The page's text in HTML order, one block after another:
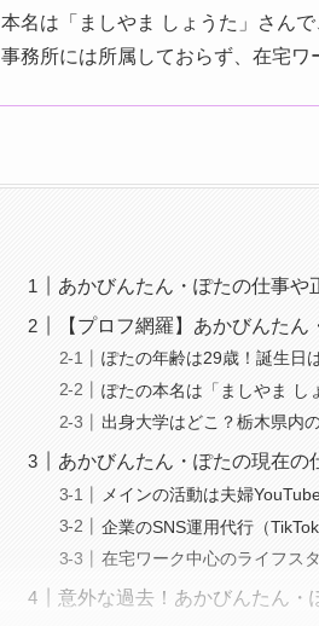
本名は「ましやま しょうた」さん
事務所には所属しておらず、在宅ワ
あかびんたん・ぽたの仕事や
【プロフ網羅】あかびんた
ぽたの年齢は29歳！誕生日
ぽたの本名は「ましやま し
出身大学はどこ？栃木県内
あかびんたん・ぽたの現在の
メインの活動は夫婦
企業のSNS運用代行（TikTok
在宅ワーク中心のライフス
意外な過去！あかびんたん・